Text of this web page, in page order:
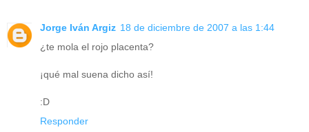
Jorge Iván Argiz 18 de diciembre de 2007 a las 1:44
¿te mola el rojo placenta?
¡qué mal suena dicho así!
:D
Responder